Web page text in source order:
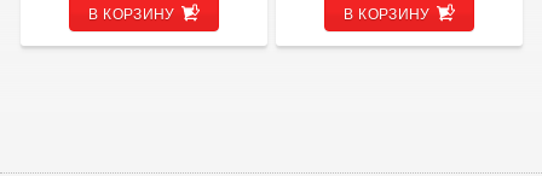
В КОРЗИНУ В КОРЗИНУ